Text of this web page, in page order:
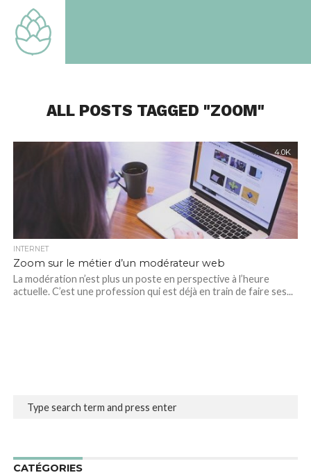
TOUT
SAVOIR
NOTREALL POSTS TAGGED "ZOOM"
4.0K
INTERNET
Zoom sur le métier d’un modérateur web
La modération n’est plus un poste en perspective à l’heure
actuelle. C’est une profession qui est déjà en train de faire ses...
CATÉGORIES